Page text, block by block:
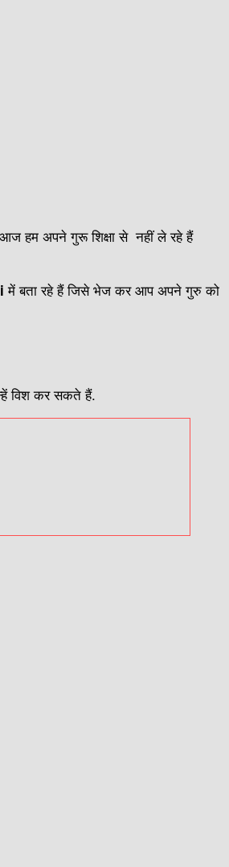
हम अपने गुरू शिक्षा से नहीं ले रहे हैं
में बता रहे हैं जिसे भेज कर आप अपने गुरु को
विश कर सकते हैं.